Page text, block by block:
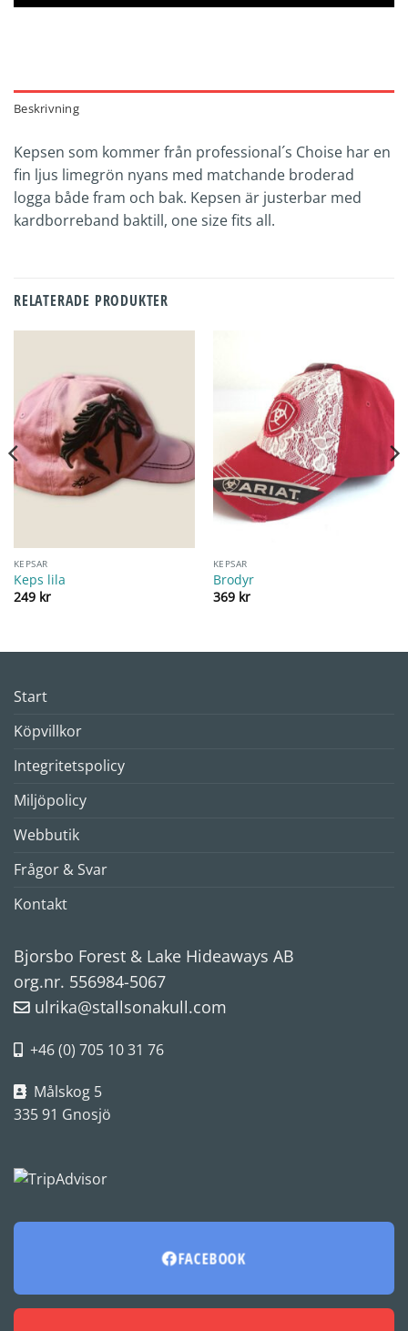
Beskrivning
Kepsen som kommer från professional´s Choise har en
fin ljus limegrön nyans med matchande broderad
logga både fram och bak. Kepsen är justerbar med
kardborreband baktill, one size fits all.
RELATERADE PRODUKTER
KEPSAR
Keps lila
249 kr
KEPSAR
Brodyr
369 kr
Start
Köpvillkor
Integritetspolicy
Miljöpolicy
Webbutik
Frågor & Svar
Kontakt
Bjorsbo Forest & Lake Hideaways AB
org.nr. 556984-5067
ulrika@stallsonakull.com
+46 (0) 705 10 31 76
Målskog 5
335 91 Gnosjö
FACEBOOK